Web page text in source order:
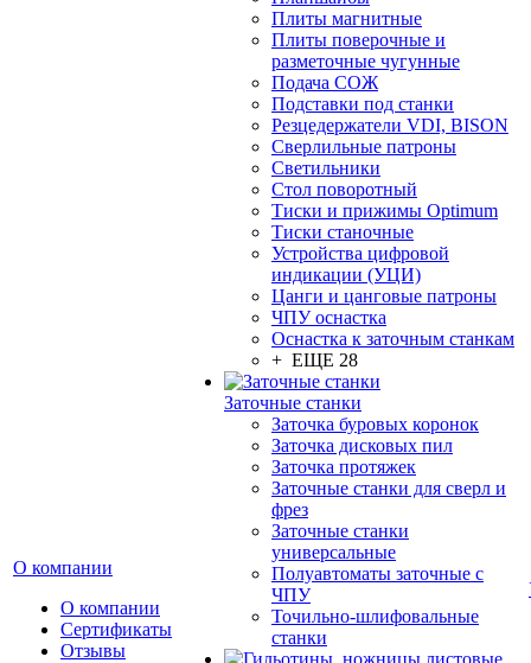
О компании
О компании
Сертификаты
Отзывы
Плиты магнитные
Плиты поверочные и
разметочные чугунные
Подача СОЖ
Подставки под станки
Резцедержатели VDI, BISON
Сверлильные патроны
Светильники
Стол поворотный
Тиски и прижимы Optimum
Тиски станочные
Устройства цифровой
индикации (УЦИ)
Цанги и цанговые патроны
ЧПУ оснастка
Оснастка к заточным станкам
+ ЕЩЕ 28
Заточные станки
Заточка буровых коронок
Заточка дисковых пил
Заточка протяжек
Заточные станки для сверл и
фрез
Заточные станки
универсальные
Полуавтоматы заточные с
ЧПУ
Точильно-шлифовальные
станки